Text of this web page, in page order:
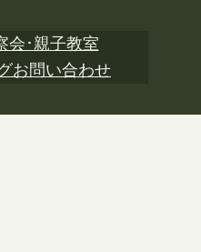
会･親子教室
お問い合わせ